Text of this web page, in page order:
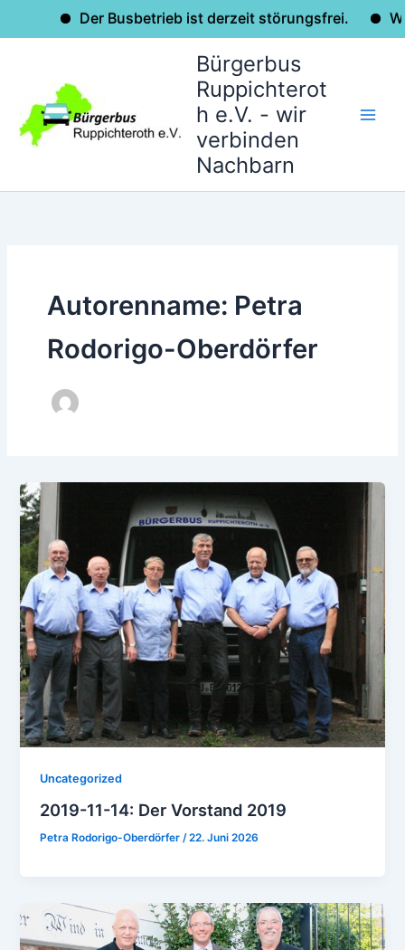
Der Busbetrieb ist derzeit störungsfrei. Wir
Bürgerbus
Ruppichterot
h e.V. - wir
verbinden
Nachbarn
Autorenname: Petra
Rodorigo-Oberdörfer
Uncategorized
2019-11-14: Der Vorstand 2019
Petra Rodorigo-Oberdörfer/22. Juni 2026